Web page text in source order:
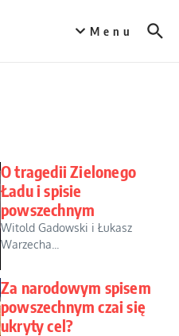
Menu
O tragedii Zielonego
Ładu i spisie
powszechnym
Witold Gadowski i Łukasz
Warzecha...
Za narodowym spisem
powszechnym czai się
ukryty cel?